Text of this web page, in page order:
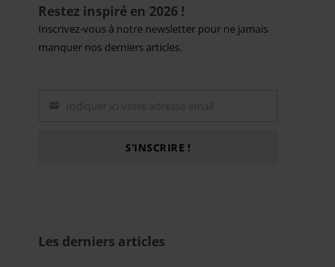
Restez inspiré en 2026 !
Inscrivez-vous à notre newsletter pour ne jamais
manquer nos derniers articles.
S'INSCRIRE !
Les derniers articles